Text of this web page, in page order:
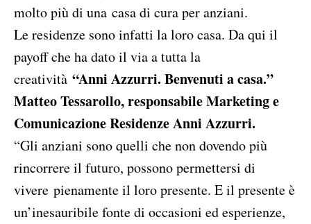
molto più di una casa di cura per anziani.
Le residenze sono infatti la loro casa. Da qui il
payoff che ha dato il via a tutta la
creatività “Anni Azzurri. Benvenuti a casa.”
Matteo Tessarollo, responsabile Marketing e
Comunicazione Residenze Anni Azzurri.
“Gli anziani sono quelli che non dovendo più
rincorrere il futuro, possono permettersi di
vivere pienamente il loro presente. E il presente è
un’inesauribile fonte di occasioni ed esperienze,